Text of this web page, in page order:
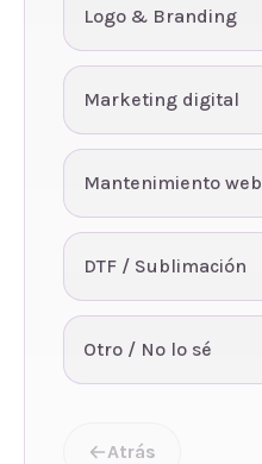
Logo & Branding
Marketing digital
Mantenimiento web
DTF / Sublimación
Otro / No lo sé
Atrás